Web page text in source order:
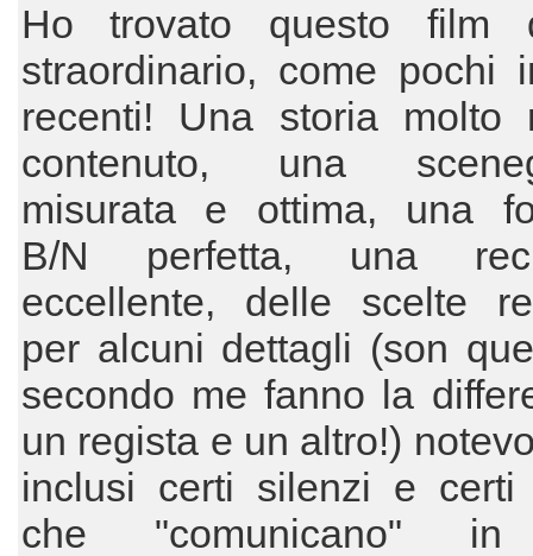
Ho trovato questo film
straordinario, come pochi
recenti! Una storia molto
contenuto, una
misurata e ottima, una
B/N perfetta, una
eccellente, delle scelte
per alcuni dettagli (son
secondo me fanno la
un regista e un altro!)
inclusi certi silenzi e certi
che "comunicano" in